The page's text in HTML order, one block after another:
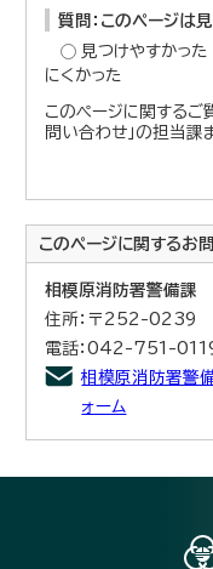
質問：このページは
見つけやすかった
にくかった
このページに関するご
問い合わせ」の担当課
このページに関するお
相模原消防署警備課
住所：〒252-0239
電話：042-751-
相模原消防署警
ォーム